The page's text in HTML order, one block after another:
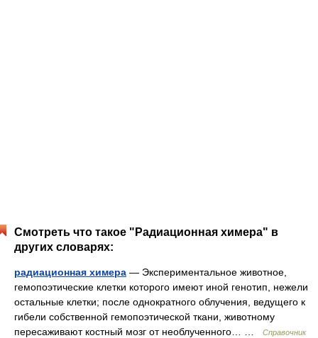
Смотреть что такое "Радиационная химера" в
других словарях:
радиационная химера — Экспериментальное животное,
гемопоэтические клетки которого имеют иной генотип, нежели
остальные клетки; после однократного облучения, ведущего к
гибели собственной гемопоэтической ткани, животному
пересаживают костный мозг от необлученного… …
Справочник